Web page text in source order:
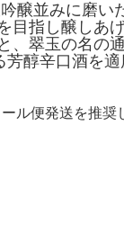
醸並みに磨い
目指し醸しあげ
、翠玉の名の
芳醇辛口酒を
便発送を推奨